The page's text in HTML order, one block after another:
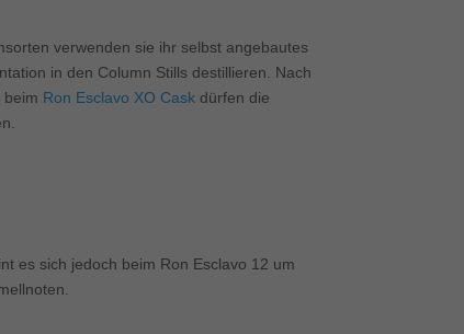
verwenden sie ihr selbst angebautes
in den Column Stills destillieren. Nach
beim Ron Esclavo XO Cask dürfen die
es sich jedoch beim Ron Esclavo 12 um